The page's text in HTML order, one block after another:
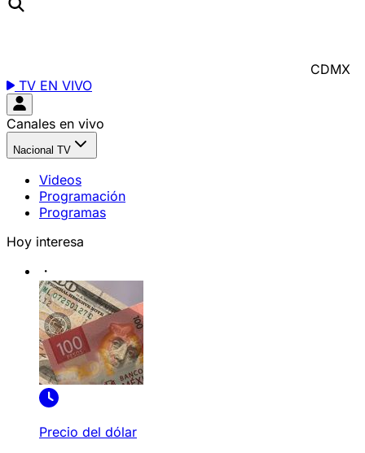
CDMX
TV EN VIVO
Canales en vivo
Nacional TV
Videos
Programación
Programas
Hoy interesa
Precio del dólar